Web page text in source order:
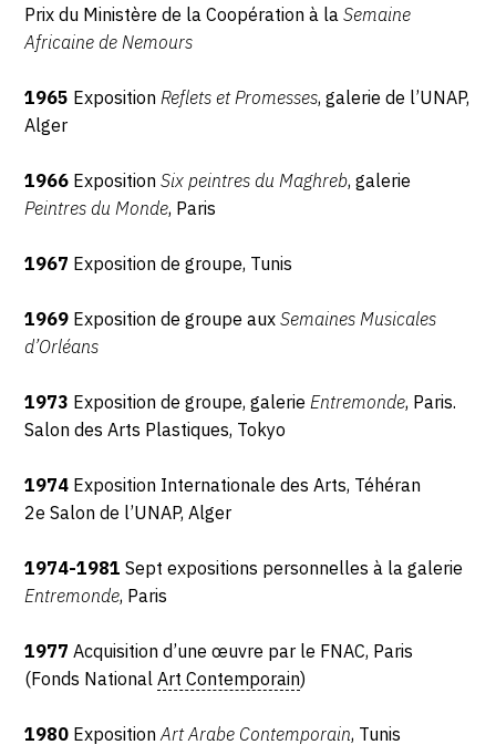
Prix du Ministère de la Coopération à laSemaine
Africaine de Nemours
1965 ExpositionReflets et Promesses, galerie de l’UNAP,
Alger
1966 ExpositionSix peintres du Maghreb, galerie
Peintres du Monde, Paris
1967 Exposition de groupe, Tunis
1969 Exposition de groupe auxSemaines Musicales
d’Orléans
1973 Exposition de groupe, galerieEntremonde, Paris.
Salon des Arts Plastiques, Tokyo
1974 Exposition Internationale des Arts, Téhéran
2e Salon de l’UNAP, Alger
1974-1981Sept expositions personnelles à la galerie
Entremonde, Paris
1977Acquisition d’une œuvre par le FNAC, Paris
(Fonds NationalArt Contemporain)
1980 ExpositionArt Arabe Contemporain, Tunis